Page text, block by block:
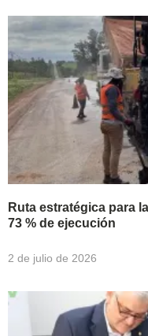
Ruta estratégica para
73 % de ejecución
2 de julio de 2026